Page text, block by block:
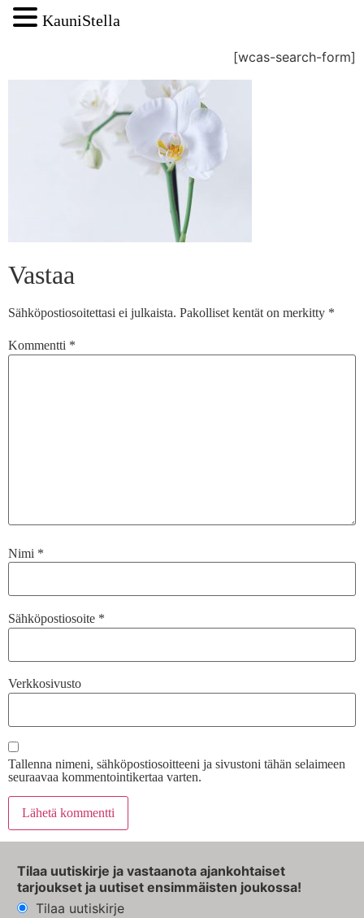
[wcas-search-form]
Vastaa
Sähköpostiosoitettasi ei julkaista. Pakolliset kentät on merkitty *
Kommentti *
Nimi *
Sähköpostiosoite *
Verkkosivusto
Tallenna nimeni, sähköpostiosoitteeni ja sivustoni tähän selaimeen
seuraavaa kommentointikertaa varten.
Tilaa uutiskirje ja vastaanota ajankohtaiset
tarjoukset ja uutiset ensimmäisten joukossa!
Tilaa uutiskirje
KauniStella